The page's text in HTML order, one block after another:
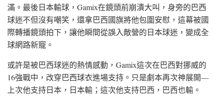
滿。最後日本輸球，Gamix在鏡頭前崩潰大叫，身旁的巴西
球迷不但沒有嘲笑，還拿巴西國旗將他包圍安慰，這幕被國
際轉播鏡頭拍下，讓他瞬間從誤入敵營的日本球迷，變成全
球網路新寵。
或許是被巴西球迷的熱情感動，Gamix這次在巴西對挪威的
16強戰中，改穿巴西球衣進場支持。只是劇本再次神展開—
上次他支持日本，日本輸；這次他支持巴西，巴西也輸。